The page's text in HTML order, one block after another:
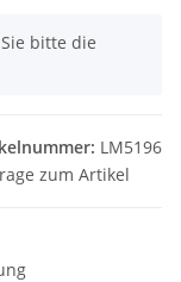
LM5196
zum Artikel
bitte die